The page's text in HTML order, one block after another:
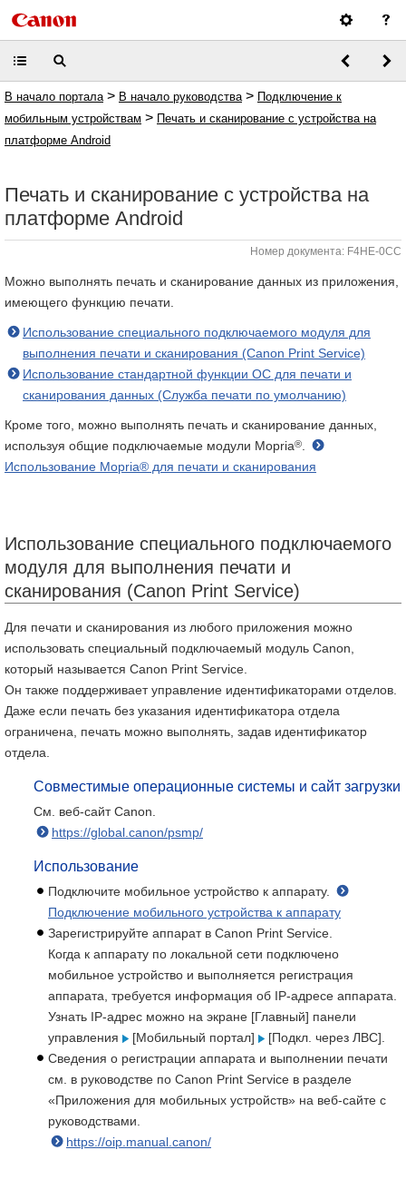
В начало портала > В начало руководства > Подключение к
мобильным устройствам > Печать и сканирование с устройства на
платформе Android
Печать и сканирование с устройства на
платформе Android
Номер документа: F4HE-0CC
Можно выполнять печать и сканирование данных из приложения,
имеющего функцию печати.
Использование специального подключаемого модуля для
выполнения печати и сканирования (Canon Print Service)
Использование стандартной функции ОС для печати и
сканирования данных (Служба печати по умолчанию)
Кроме того, можно выполнять печать и сканирование данных,
используя общие подключаемые модули Mopria®
Использование Mopria® для печати и сканирования
Использование специального подключаемого
модуля для выполнения печати и
сканирования (Canon Print Service)
Для печати и сканирования из любого приложения можно
использовать специальный подключаемый модуль Canon,
который называется Canon Print Service.
Он также поддерживает управление идентификаторами отделов.
Даже если печать без указания идентификатора отдела
ограничена, печать можно выполнять, задав идентификатор
отдела.
Совместимые операционные системы и сайт загрузки
См. веб-сайт Canon.
https://global.canon/psmp/
Использование
Подключите мобильное устройство к аппарату.
Подключение мобильного устройства к аппарату
Зарегистрируйте аппарат в Canon Print Service.
Когда к аппарату по локальной сети подключено
мобильное устройство и выполняется регистрация
аппарата, требуется информация об IP-адресе аппарата.
Узнать IP-адрес можно на экране [Главный] панели
управления
[Мобильный портал]
[Подкл. через ЛВС].
Сведения о регистрации аппарата и выполнении печати
см. в руководстве по Canon Print Service в разделе
«Приложения для мобильных устройств» на веб-сайте с
руководствами.
https://oip.manual.canon/